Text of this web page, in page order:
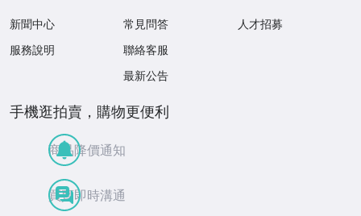
新聞中心
服務說明
常見問答
聯絡客服
最新公告
人才招募
手機逛拍賣，購物更便利
商品降價通知
買賣即時溝通